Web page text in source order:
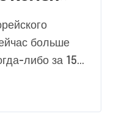
больше
либо за 15...